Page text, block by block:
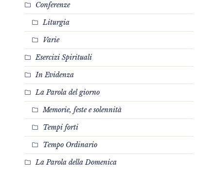
Conferenze
Liturgia
Varie
Esercizi Spirituali
In Evidenza
La Parola del giorno
Memorie, feste e solennità
Tempi forti
Tempo Ordinario
La Parola della Domenica